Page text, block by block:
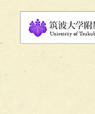
チーム】
チーム09
ム】
チーム